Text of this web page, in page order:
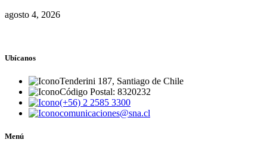
agosto 4, 2026
Ubícanos
Tenderini 187, Santiago de Chile
Código Postal: 8320232
(+56) 2 2585 3300
comunicaciones@sna.cl
Menú